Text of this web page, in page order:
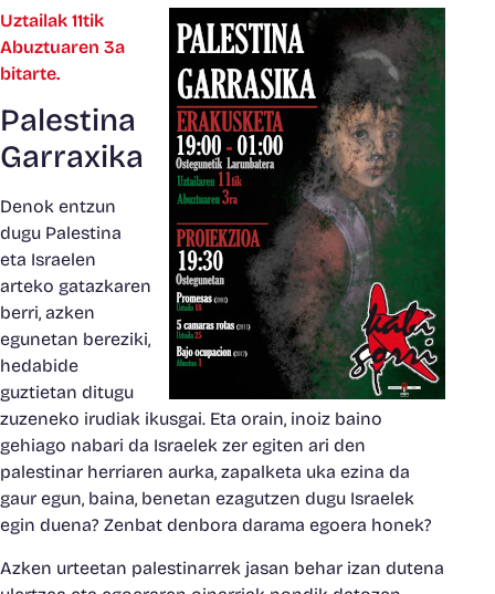
Uztailak 11tik
Abuztuaren 3a
bitarte.
Palestina
Garraxika
Denok entzun
dugu Palestina
eta Israelen
arteko gatazkaren
berri, azken
egunetan bereziki,
hedabide
guztietan ditugu
zuzeneko irudiak ikusgai. Eta orain, inoiz baino
gehiago nabari da Israelek zer egiten ari den
palestinar herriaren aurka, zapalketa uka ezina da
gaur egun, baina, benetan ezagutzen dugu Israelek
egin duena? Zenbat denbora darama egoera honek?
Azken urteetan palestinarrek jasan behar izan dutena